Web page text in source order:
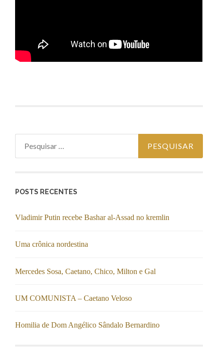
POSTS RECENTES
Vladimir Putin recebe Bashar al-Assad no kremlin
Uma crônica nordestina
Mercedes Sosa, Caetano, Chico, Milton e Gal
UM COMUNISTA – Caetano Veloso
Homilia de Dom Angélico Sândalo Bernardino